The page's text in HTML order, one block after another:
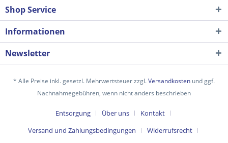
Shop Service
Informationen
Newsletter
* Alle Preise inkl. gesetzl. Mehrwertsteuer zzgl.Versandkosten und ggf.
Nachnahmegebühren, wenn nicht anders beschrieben
Entsorgung Über uns
Kontakt
Versand und Zahlungsbedingungen
Widerrufsrecht